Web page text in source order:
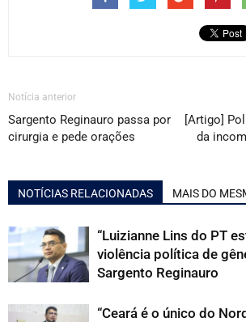
Notícia anterior
Sargento Reginauro passa por
cirurgia e pede orações
[Artigo]
da
NOTÍCIAS RELACIONADAS MAIS DO
“Luizianne Lins do PT
violência política de
Sargento Reginauro
“Ceará é o único do